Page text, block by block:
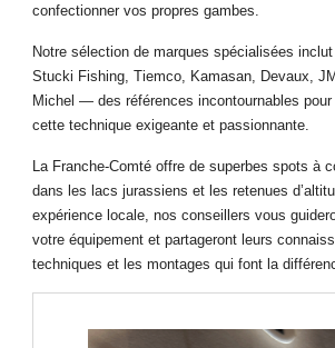
confectionner vos propres gambes.
Notre sélection de marques spécialisées inclut
Stucki Fishing, Tiemco, Kamasan, Devaux,
Michel — des références incontournables
cette technique exigeante et passionnante.
La Franche-Comté offre de superbes spots à
dans les lacs jurassiens et les retenues
expérience locale, nos conseillers vous
votre équipement et partageront leurs
techniques et les montages qui font la